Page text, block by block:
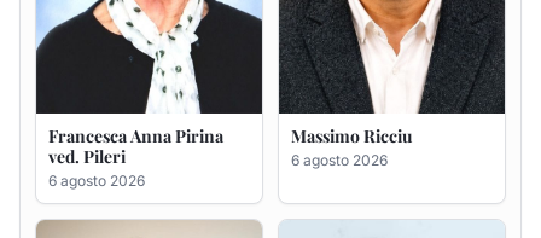
Maria Teresa Floris ved.
Renzo Murrai